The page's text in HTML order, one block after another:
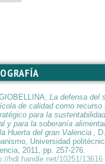
La defensa del
de calidad como recurso
para la
y para la soberanía
Huerta del gran Valencia , D.
Universidad
2011, pp. 257-276.
hdl.handle.net/10251/13616